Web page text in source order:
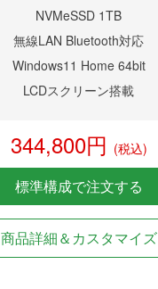
NVMeSSD 1TB
無線LAN Bluetooth対応
Windows11 Home 64bit
LCDスクリーン搭載
344,800円 (税込)
標準構成で注文する
商品詳細＆カスタマイズ